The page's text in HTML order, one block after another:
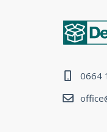
0664